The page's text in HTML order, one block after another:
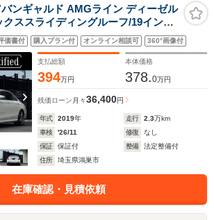
ッ
ロ
ー
シート シートH ベン
チレ 3DBurmester フ
ットトランク HUD
DIGITALヘッドライト
リアアクスル 専用
AMG20AW 1オナ 新
車保証
プ ベンチシ
ルフラット
ーター パワ
ドウ
ンギャルド AMGライン ディーゼル
ススライディングルーフ/19インチ
/レザーARTICOダッシュボード
価書付 購入プラン付 オンライン相談可 360°画像付
支払総額
394万円
本体価格
378.0万円
残価ローン 月々36,400円
年式 2019年 走行 2.3万km
車検
'26/11 修復
なし
保証
保証付 整備
法定整備付
住所
埼玉県鴻巣市
在庫確認・見積依頼